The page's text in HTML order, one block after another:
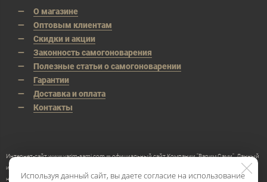
О магазине
Оптовым клиентам
Скидки и акции
Законность самогоноварения
Полезные статьи о самогоноварении
Гарантии
Доставка и оплата
Контакты
Интернет-сайт www.varim-sami.com — официальный сайт Компании "Варим Сами". Данный
интернет-сайт носит исключительно информационный характер и ни при каких условиях
не является публичной офертой, определяемой положениями Статьи 437 Гражданского
Используя данный сайт, вы даете согласие на использование